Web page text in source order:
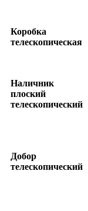
Коробка
телескопическая
Наличник
плоский
телескопический
Добор
телескопический